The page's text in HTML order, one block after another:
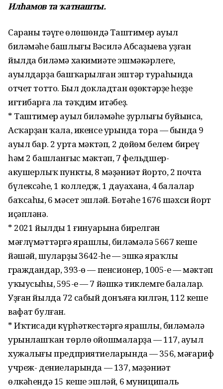
Илһамов та ҡатнашты.
Сараның тәүге өлөшөндә Таштимер ауыл
биләмәһе башлығы Вәсилә Абсаҙыева уҙған
йылда биләмә хакимиәте эшмәкәрлеге,
ауылдарҙа башҡарылған эштәр тураһында
отчет тотто. Был докладтан өҙөктәрҙе һеҙҙең
иғтибарға ла тәҡдим итәбеҙ.
* Таштимер ауыл биләмәһе ҙурлығы буйынса,
Асҡарҙан ҡала, икенсе урында тора — бында 9
ауыл бар. 2 урта мәктәп, 2 дөйөм белем биреү
һәм 2 башланғыс мәктәп, 7 фельдшер-
акушерлыҡ пункты, 8 мәҙәниәт йорто, 2 почта
бүлексәһе, 1 колледж, 1 дауахана, 4 балалар
баҡсаһы, 6 мәсет эшләй. Бөтәһе 1676 шәхси йорт
иҫәпләнә.
* 2021 йылдың 1 ғинуарына бирелгән
мәғлүмәттәргә ярашлы, биләмәлә 5667 кеше
йәшәй, шуларҙың 3642-һе — эшкә яраҡлы
граждандар, 393-ө — пенсионер, 1005-е — мәктәп
уҡыусыһы, 595-е — 7 йәшкә тиклемге балалар.
Уҙған йылда 72 сабый донъяға килгән, 112 кеше
вафат булған.
* Иҡтисади күрһәткестәргә ярашлы, биләмәлә
урынлашҡан төрлө ойошмаларҙа — 117, ауыл
хужалығы предприятиеларында — 356, мәғариф
учреж- дениеларында — 137, мәҙәниәт
өлкәһендә 15 кеше эшләй, 6 муниципаль